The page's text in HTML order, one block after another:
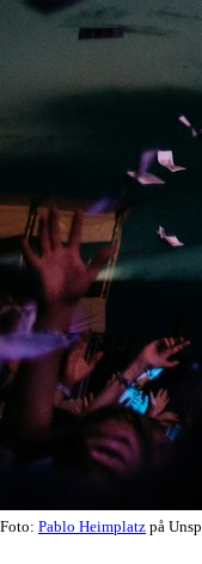
Foto: Pablo Heimplatz på